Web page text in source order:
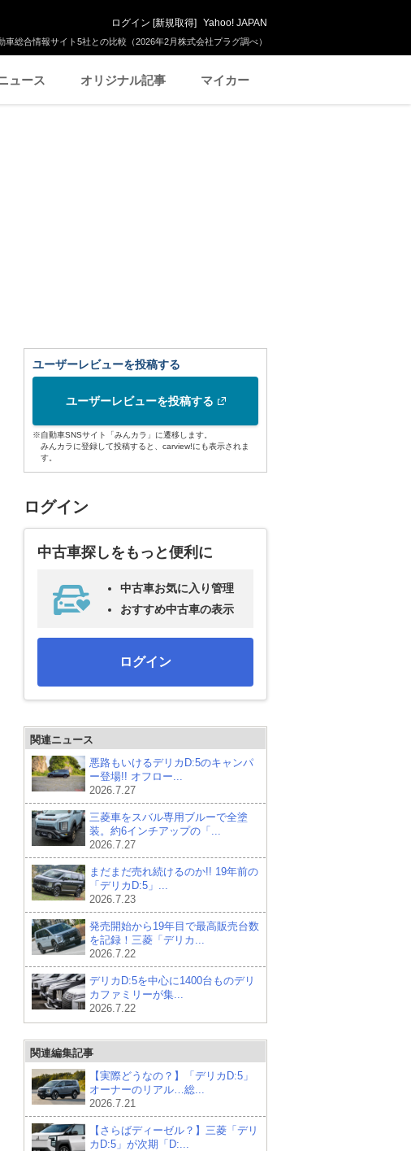
総合情報サイト5社との比較（2026年2月株式会社プラグ調べ）
ログイン [新規取得] Yahoo! JAPAN
ュース オリジナル記事 マイカー
ユーザーレビューを投稿する
ユーザーレビューを投稿する
※自動車SNSサイト「みんカラ」に遷移します。
みんカラに登録して投稿すると、carview!にも表示されま
す。
ログイン
中古車探しをもっと便利に
中古車お気に入り管理
おすすめ中古車の表示
ログイン
関連ニュース
悪路もいけるデリカD:5のキャンパ
ー登場!! オフロー...
2026.7.27
三菱車をスバル専用ブルーで全塗
装。約6インチアップの「...
2026.7.27
まだまだ売れ続けるのか!! 19年前の
「デリカD:5」...
2026.7.23
発売開始から19年目で最高販売台数
を記録！三菱「デリカ...
2026.7.22
デリカD:5を中心に1400台ものデリ
カファミリーが集...
2026.7.22
関連編集記事
【実際どうなの？】「デリカD:5」
オーナーのリアル…総...
2026.7.21
【さらばディーゼル？】三菱「デリ
カD:5」が次期「D:...